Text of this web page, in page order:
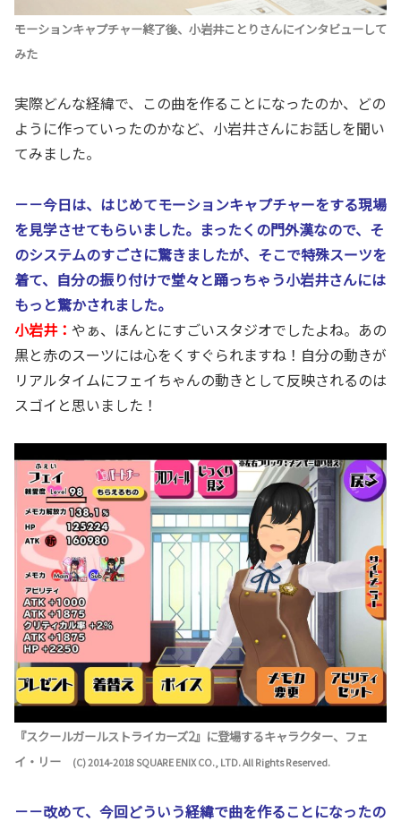
モーションキャプチャー終了後、小岩井ことりさんにインタビューして
みた
実際どんな経緯で、この曲を作ることになったのか、どの
ように作っていったのかなど、小岩井さんにお話しを聞い
てみました。
－－今日は、はじめてモーションキャプチャーをする現場
を見学させてもらいました。まったくの門外漢なので、そ
のシステムのすごさに驚きましたが、そこで特殊スーツを
着て、自分の振り付けで堂々と踊っちゃう小岩井さんには
もっと驚かされました。
小岩井： やぁ、ほんとにすごいスタジオでしたよね。あの
黒と赤のスーツには心をくすぐられますね！自分の動きが
リアルタイムにフェイちゃんの動きとして反映されるのは
スゴイと思いました！
『スクールガールストライカーズ2』に登場するキャラクター、フェ
イ・リー
(C) 2014-2018 SQUARE ENIX CO., LTD. All Rights Reserved.
－－改めて、今回どういう経緯で曲を作ることになったの